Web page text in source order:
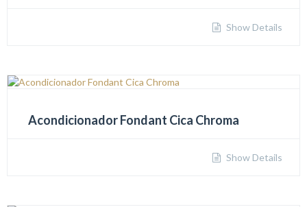
Show Details
Acondicionador Fondant Cica Chroma
Show Details